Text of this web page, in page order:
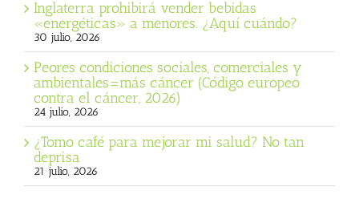
Inglaterra prohibirá vender bebidas
«energéticas» a menores. ¿Aquí cuándo?
30 julio, 2026
Peores condiciones sociales, comerciales y
ambientales=más cáncer (Código europeo
contra el cáncer, 2026)
24 julio, 2026
¿Tomo café para mejorar mi salud? No tan
deprisa
21 julio, 2026